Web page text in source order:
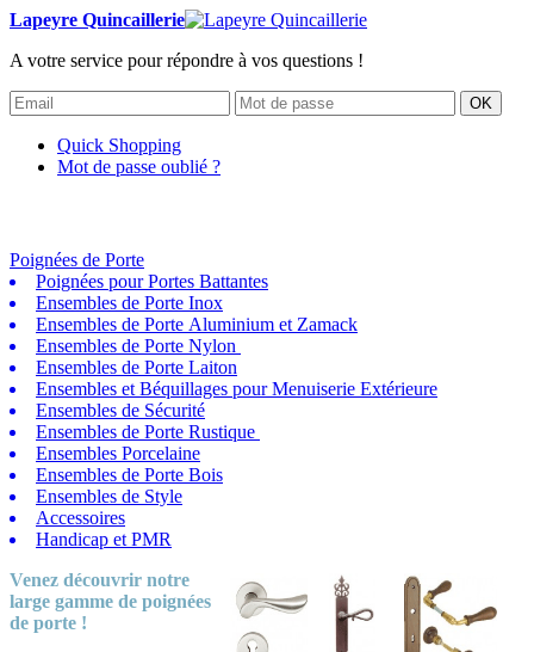
Lapeyre Quincaillerie
A votre service pour répondre à vos questions !
OK
Quick Shopping
Mot de passe oublié ?
Poignées de Porte
Poignées pour Portes Battantes
Ensembles de Porte Inox
Ensembles de Porte Aluminium et Zamack
Ensembles de Porte Nylon
Ensembles de Porte Laiton
Ensembles et Béquillages pour Menuiserie Extérieure
Ensembles de Sécurité
Ensembles de Porte Rustique
Ensembles Porcelaine
Ensembles de Porte Bois
Ensembles de Style
Accessoires
Handicap et PMR
Venez découvrir notre
large gamme de poignées
de porte !